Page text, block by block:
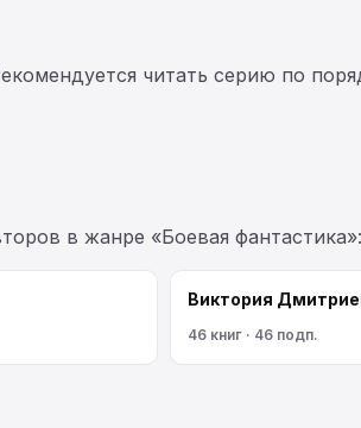
читать серию по
в жанре «Боевая фантастика»:
Виктория
46 книг · 46 подп.